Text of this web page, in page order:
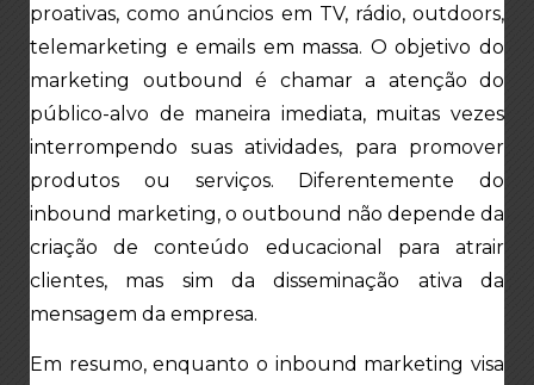
proativas, como anúncios em TV, rádio, outdoors,
telemarketing e emails em massa. O objetivo do
marketing outbound é chamar a atenção do
público-alvo de maneira imediata, muitas vezes
interrompendo suas atividades, para promover
produtos ou serviços. Diferentemente do
inbound marketing, o outbound não depende da
criação de conteúdo educacional para atrair
clientes, mas sim da disseminação ativa da
mensagem da empresa.
Em resumo, enquanto o inbound marketing visa